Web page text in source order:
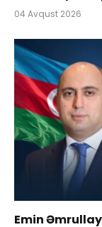
04 Avqust 2026
Emin